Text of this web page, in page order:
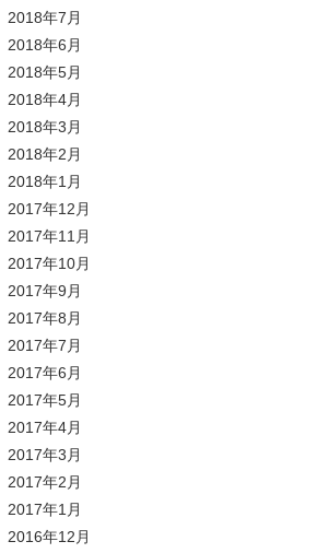
2018年7月
2018年6月
2018年5月
2018年4月
2018年3月
2018年2月
2018年1月
2017年12月
2017年11月
2017年10月
2017年9月
2017年8月
2017年7月
2017年6月
2017年5月
2017年4月
2017年3月
2017年2月
2017年1月
2016年12月